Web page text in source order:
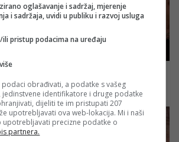
oglašavanje i sadržaj, mjerenje
i sadržaja, uvidi u publiku i razvoj usluga
ili pristup podacima na uređaju
podaci obrađivati, a podatke s vašeg
jedinstvene identifikatore i druge podatke
dijeliti te im pristupati 207
upotrebljavati ova web-lokacija. Mi i naši
upotrebljavati precizne podatke o
partnera.